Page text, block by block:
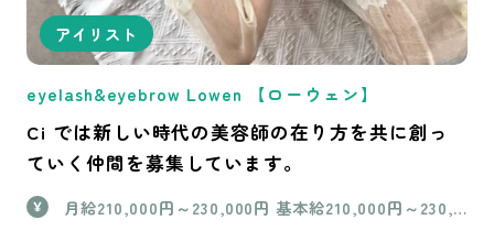
アイリスト
eyelash&eyebrow Lowen 【ローウェン】
Ci では新しい時代の美容師の在り方を共に創っ
ていく仲間を募集しています。
月給210,000円～230,000円 基本給210,000円～230,0